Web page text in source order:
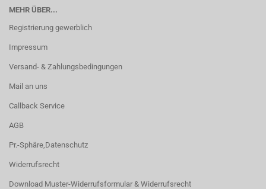
MEHR ÜBER...
Registrierung gewerblich
Impressum
Versand- & Zahlungsbedingungen
Mail an uns
Callback Service
AGB
Pr.-Sphäre,Datenschutz
Widerrufsrecht
Download Muster-Widerrufsformular & Widerrufsrecht